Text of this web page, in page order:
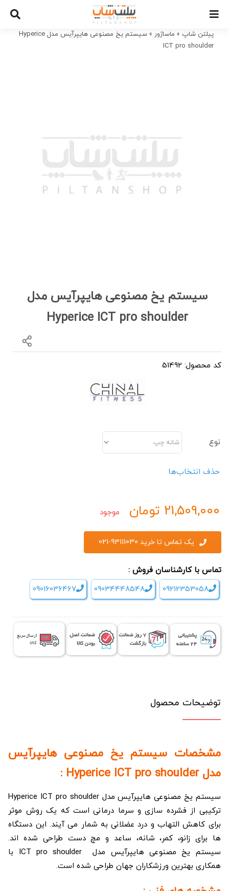
contentپیلتن شاپ » ماساژور »
سیستم یخ مصنوعی هایپرآیس مدل Hyperice
ICT pro shoulder
سیستم یخ مصنوعی هایپرآیس مدل
Hyperice ICT pro shoulder
کد محصول: 51492
نوع
حذف انتخاب‌ها
21,509,000 تومان موجود
یک تماس تا خرید 93111030-021
تماس با کارشناسان فروش :
09212353058
09034448548
09016036467
توضیحات محصول
مشخصات سیستم یخ مصنوعی هایپرآیس
مدل Hyperice ICT pro shoulder :
سیستم یخ مصنوعی هایپرآیس مدل Hyperice ICT pro shoulder
ترکیبی از فشرده سازی و سرما درمانی است که یک روش موثر
برای کاهش التهاب و درد عضلانی به شمار می آیند. این دستگاه
ها برای زانو، کمر، شانه، ساعد و مچ دست طراحی شده اند.
سیستم یخ مصنوعی هایپرآیس مدل ICT pro shoulder با
همکاری بهترین ورزشکاران جهان طراحی شده است.